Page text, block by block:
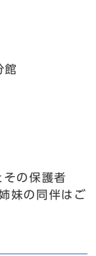
館
の保護者
妹の同伴はご